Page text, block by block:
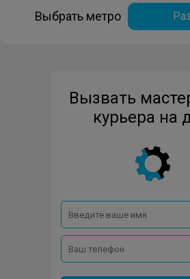
INGCO
Выбрать метро
Вызвать
курьера на